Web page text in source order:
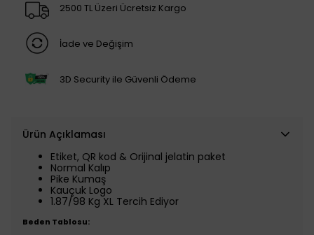
2500 TL Üzeri Ücretsiz Kargo
İade ve Değişim
3D Security ile Güvenli Ödeme
Ürün Açıklaması
Etiket, QR kod & Orijinal jelatin paket
Normal Kalıp
Pike Kumaş
Kauçuk Logo
1.87/98 Kg XL Tercih Ediyor
Beden Tablosu: